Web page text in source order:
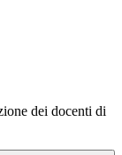
dei docenti di